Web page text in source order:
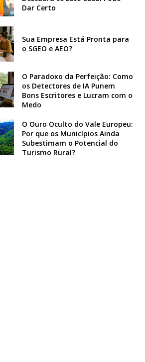
Dar Certo
Sua Empresa Está Pronta para
o SGEO e AEO?
O Paradoxo da Perfeição: Como
os Detectores de IA Punem
Bons Escritores e Lucram com o
Medo
O Ouro Oculto do Vale Europeu:
Por que os Municípios Ainda
Subestimam o Potencial do
Turismo Rural?